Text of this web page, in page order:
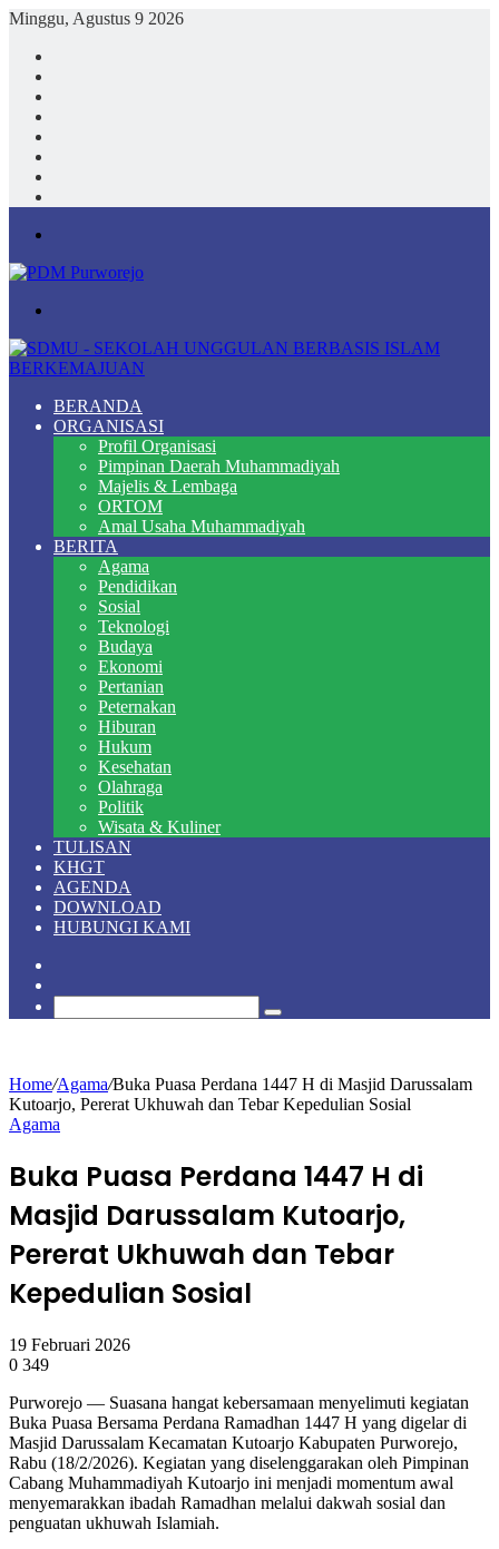
Minggu, Agustus 9 2026
BERANDA
ORGANISASI
Profil Organisasi
Pimpinan Daerah Muhammadiyah
Majelis & Lembaga
ORTOM
Amal Usaha Muhammadiyah
BERITA
Agama
Pendidikan
Sosial
Teknologi
Budaya
Ekonomi
Pertanian
Peternakan
Hiburan
Hukum
Kesehatan
Olahraga
Politik
Wisata & Kuliner
TULISAN
KHGT
AGENDA
DOWNLOAD
HUBUNGI KAMI
Search
Home/Agama/Buka Puasa Perdana 1447 H di Masjid Darussalam
Kutoarjo, Pererat Ukhuwah dan Tebar Kepedulian Sosial
Agama
Buka Puasa Perdana 1447 H di
Masjid Darussalam Kutoarjo,
Pererat Ukhuwah dan Tebar
Kepedulian Sosial
19 Februari 2026
0 349
Purworejo — Suasana hangat kebersamaan menyelimuti kegiatan
Buka Puasa Bersama Perdana Ramadhan 1447 H yang digelar di
Masjid Darussalam Kecamatan Kutoarjo Kabupaten Purworejo,
Rabu (18/2/2026). Kegiatan yang diselenggarakan oleh Pimpinan
Cabang Muhammadiyah Kutoarjo ini menjadi momentum awal
menyemarakkan ibadah Ramadhan melalui dakwah sosial dan
penguatan ukhuwah Islamiah.